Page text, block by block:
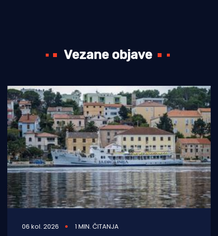
Vezane objave
06 kol. 2026 1 MIN. ČITANJA